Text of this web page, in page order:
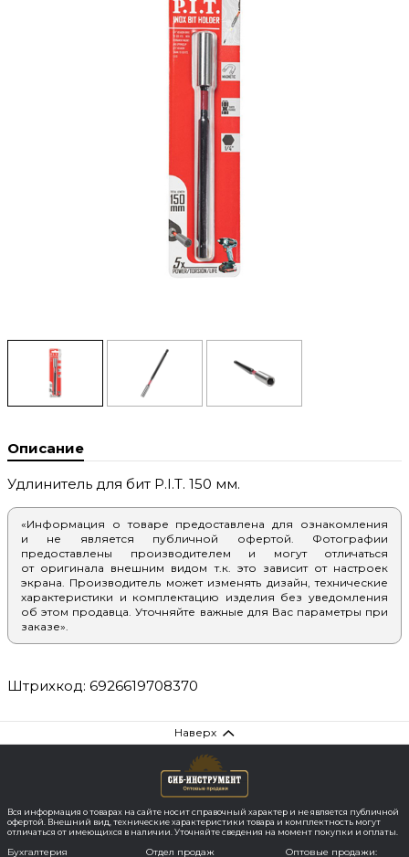
Штрихкод: 6926619708370
Описание
Удлинитель для бит P.I.T. 150 мм.
«Информация о товаре предоставлена для ознакомления
и не является публичной офертой. Фотографии
предоставлены производителем и могут отличаться
от оригинала внешним видом т.к. это зависит от настроек
экрана. Производитель может изменять дизайн, технические
характеристики и комплектацию изделия без уведомления
об этом продавца. Уточняйте важные для Вас параметры при
заказе».
Наверх
Вся информация о товарах на сайте носит справочный характер и не является публичной
офертой. Внешний вид, технические характеристики товара и комплектность могут
отличаться от имеющихся в наличии. Уточняйте сведения на момент покупки и оплаты.
Бухгалтерия Отдел продаж Оптовые продажи: